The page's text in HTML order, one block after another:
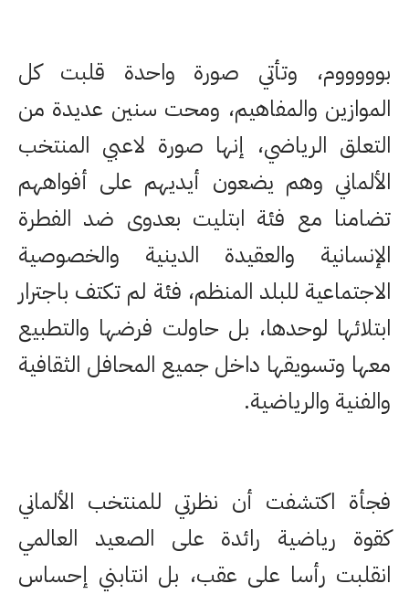
بوووووم، وتأتي صورة واحدة قلبت كل
الموازين والمفاهيم، ومحت سنين عديدة من
التعلق الرياضي، إنها صورة لاعبي المنتخب
الألماني وهم يضعون أيديهم على أفواههم
تضامنا مع فئة ابتليت بعدوى ضد الفطرة
الإنسانية والعقيدة الدينية والخصوصية
الاجتماعية للبلد المنظم، فئة لم تكتف باجترار
ابتلائها لوحدها، بل حاولت فرضها والتطبيع
معها وتسويقها داخل جميع المحافل الثقافية
والفنية والرياضية.
فجأة اكتشفت أن نظرتي للمنتخب الألماني
كقوة رياضية رائدة على الصعيد العالمي
انقلبت رأسا على عقب، بل انتابني إحساس